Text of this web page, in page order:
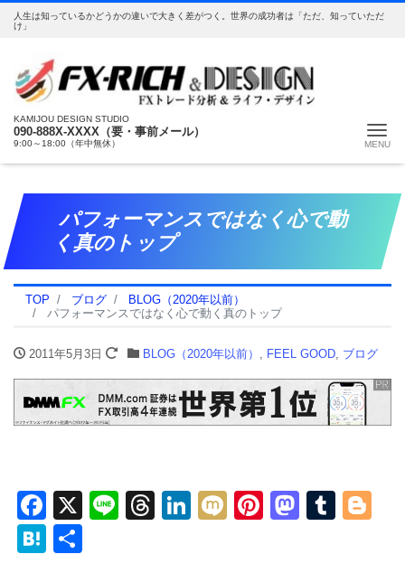
人生は知っているかどうかの違いで大きく差がつく。世界の成功者は「ただ、知っていただ
け」
KAMIJOU DESIGN STUDIO
090-888X-XXXX（要・事前メール）
9:00～18:00（年中無休）
パフォーマンスではなく心で動
く真のトップ
TOP ブログ
BLOG（2020年以前）
パフォーマンスではなく心で動く真のトップ
2011年5月3日 BLOG（2020年以前） , FEEL GOOD, ブログ
Facebook
X LineThreads
LinkedIn
MixiPinterest
Hatena